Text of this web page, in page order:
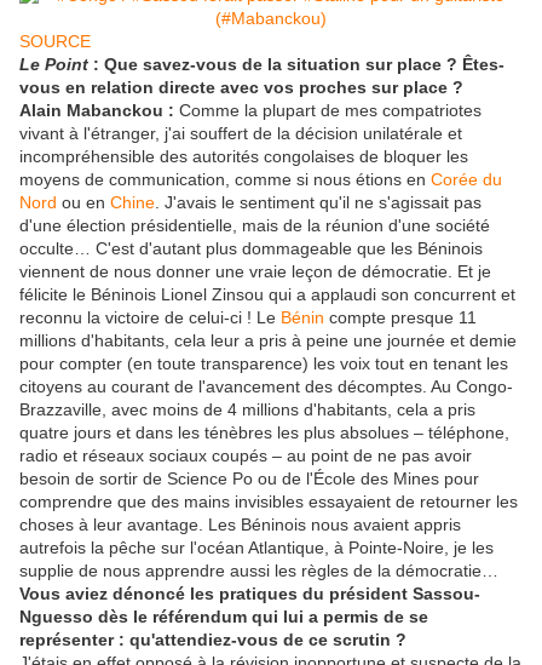
SOURCE
Le Point : Que savez-vous de la situation sur place ? Êtes-
vous en relation directe avec vos proches sur place ?
Alain Mabanckou : Comme la plupart de mes compatriotes
vivant à l'étranger, j'ai souffert de la décision unilatérale et
incompréhensible des autorités congolaises de bloquer les
moyens de communication, comme si nous étions en Corée du
Nord ou en Chine . J'avais le sentiment qu'il ne s'agissait pas
d'une élection présidentielle, mais de la réunion d'une société
occulte… C'est d'autant plus dommageable que les Béninois
viennent de nous donner une vraie leçon de démocratie. Et je
félicite le Béninois Lionel Zinsou qui a applaudi son concurrent et
reconnu la victoire de celui-ci ! Le Bénin compte presque 11
millions d'habitants, cela leur a pris à peine une journée et demie
pour compter (en toute transparence) les voix tout en tenant les
citoyens au courant de l'avancement des décomptes. Au Congo-
Brazzaville, avec moins de 4 millions d'habitants, cela a pris
quatre jours et dans les ténèbres les plus absolues – téléphone,
radio et réseaux sociaux coupés – au point de ne pas avoir
besoin de sortir de Science Po ou de l'École des Mines pour
comprendre que des mains invisibles essayaient de retourner les
choses à leur avantage. Les Béninois nous avaient appris
autrefois la pêche sur l'océan Atlantique, à Pointe-Noire, je les
supplie de nous apprendre aussi les règles de la démocratie…
Vous aviez dénoncé les pratiques du président Sassou-
Nguesso dès le référendum qui lui a permis de se
représenter : qu'attendiez-vous de ce scrutin ?